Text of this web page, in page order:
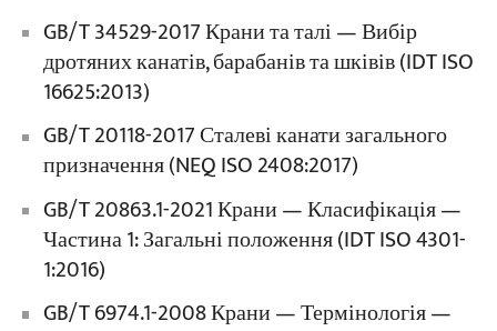
GB/T 34529-2017 Крани та талі — Вибір
дротяних канатів, барабанів та шківів (IDT ISO
16625:2013)
GB/T 20118-2017 Сталеві канати загального
призначення (NEQ ISO 2408:2017)
GB/T 20863.1-2021 Крани — Класифікація —
Частина 1: Загальні положення (IDT ISO 4301-
1:2016)
GB/T 6974.1-2008 Крани — Термінологія —